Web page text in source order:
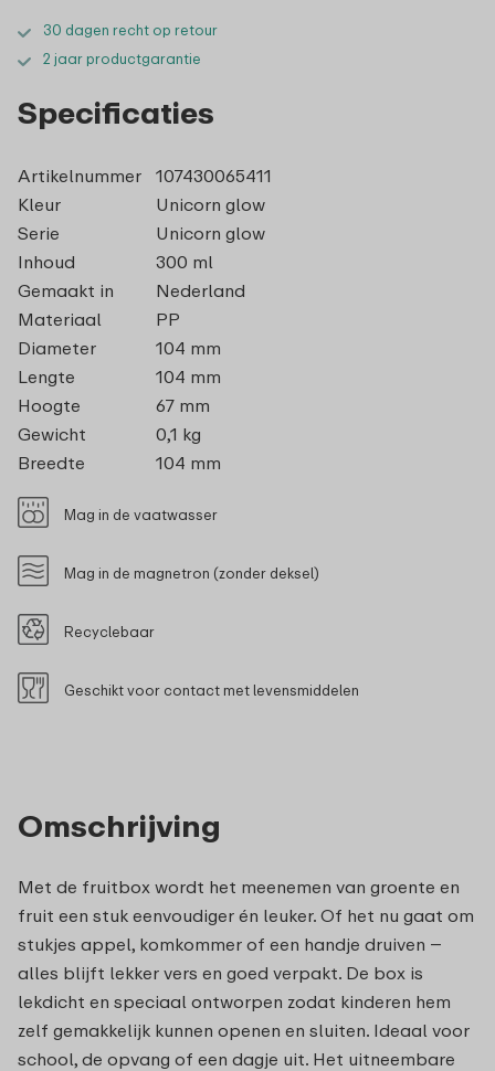
30 dagen recht op retour
2 jaar productgarantie
Omschrijving
Met de fruitbox wordt het meenemen van groente en
fruit een stuk eenvoudiger én leuker. Of het nu gaat om
stukjes appel, komkommer of een handje druiven –
alles blijft lekker vers en goed verpakt. De box is
lekdicht en speciaal ontworpen zodat kinderen hem
zelf gemakkelijk kunnen openen en sluiten. Ideaal voor
school, de opvang of een dagje uit. Het uitneembare
Specificaties
Artikelnummer
107430065411
Kleur
Unicorn glow
Serie
Unicorn glow
Inhoud
300 ml
Gemaakt in
Nederland
Materiaal
PP
Diameter
104 mm
Lengte
104 mm
Hoogte
67 mm
Gewicht
0,1 kg
Breedte
104 mm
Mag in de vaatwasser
Mag in de magnetron (zonder deksel)
Recyclebaar
Geschikt voor contact met levensmiddelen